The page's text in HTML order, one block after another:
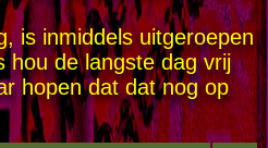
is inmiddels uitgeroepen
hou de langste dag vrij
hopen dat dat nog op